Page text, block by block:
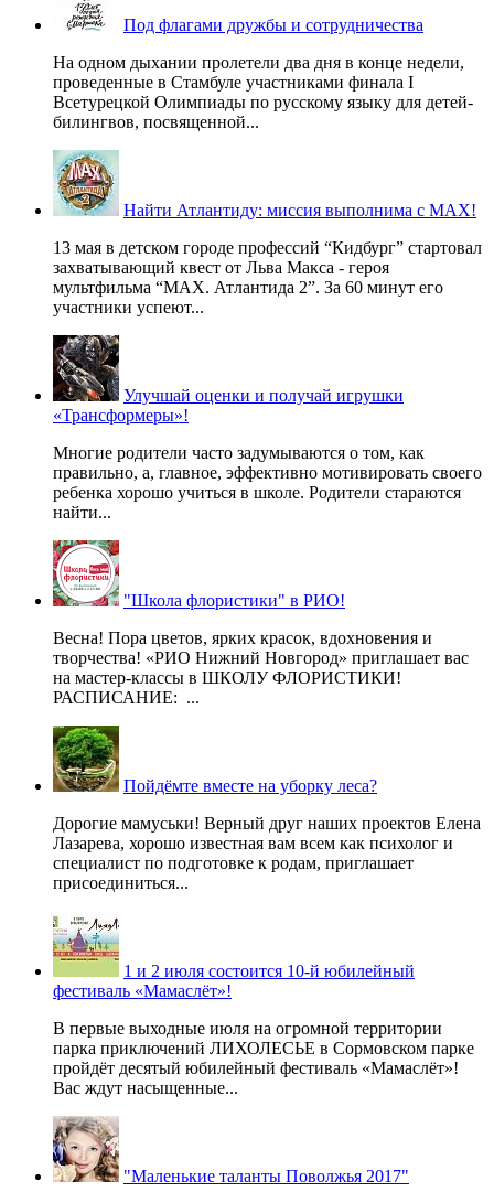
Под флагами дружбы и сотрудничества
На одном дыхании пролетели два дня в конце недели,
проведенные в Стамбуле участниками финала I
Всетурецкой Олимпиады по русскому языку для детей-
билингвов, посвященной...
Найти Атлантиду: миссия выполнима с MAX!
13 мая в детском городе профессий “Кидбург” стартовал
захватывающий квест от Льва Макса - героя
мультфильма “MAX. Атлантида 2”. За 60 минут его
участники успеют...
Улучшай оценки и получай игрушки
«Трансформеры»!
Многие родители часто задумываются о том, как
правильно, а, главное, эффективно мотивировать своего
ребенка хорошо учиться в школе. Родители стараются
найти...
"Школа флористики" в РИО!
Весна! Пора цветов, ярких красок, вдохновения и
творчества! «РИО Нижний Новгород» приглашает вас
на мастер-классы в ШКОЛУ ФЛОРИСТИКИ!
РАСПИСАНИЕ: ...
Пойдёмте вместе на уборку леса?
Дорогие мамуськи! Верный друг наших проектов Елена
Лазарева, хорошо известная вам всем как психолог и
специалист по подготовке к родам, приглашает
присоединиться...
1 и 2 июля состоится 10-й юбилейный
фестиваль «Мамаслёт»!
В первые выходные июля на огромной территории
парка приключений ЛИХОЛЕСЬЕ в Сормовском парке
пройдёт десятый юбилейный фестиваль «Мамаслёт»!
Вас ждут насыщенные...
"Маленькие таланты Поволжья 2017"